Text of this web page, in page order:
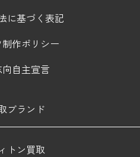
に基づく表記
作ポリシー
自主宣言
ブランド
トン買取